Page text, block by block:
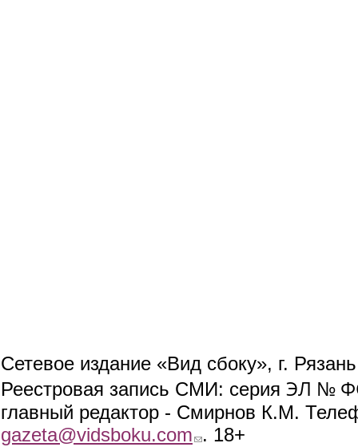
Сетевое издание «Вид сбоку», г.
Реестровая запись СМИ: серия ЭЛ №
главный редактор - Смирнов К.М.
gazeta@vidsboku.com (link sends e-mail)
. 18+